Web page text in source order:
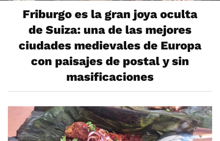
Friburgo es la gran joya oculta
de Suiza: una de las mejores
ciudades medievales de Europa
con paisajes de postal y sin
masificaciones